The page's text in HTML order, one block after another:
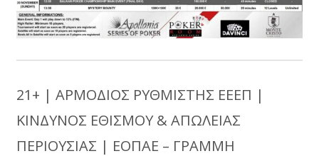
21+ | ΑΡΜΟΔΙΟΣ ΡΥΘΜΙΣΤΗΣ ΕΕΕΠ |
ΚΙΝΔΥΝΟΣ ΕΘΙΣΜΟΥ & ΑΠΩΛΕΙΑΣ
ΠΕΡΙΟΥΣΙΑΣ | ΕΟΠΑΕ – ΓΡΑΜΜΗ